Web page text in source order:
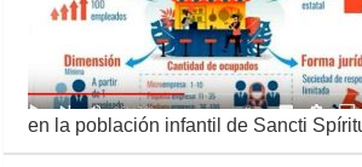
en la población infantil de Sancti